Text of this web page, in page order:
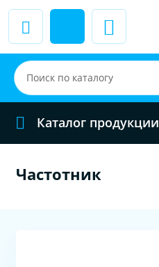
Каталог продукции
Частотник